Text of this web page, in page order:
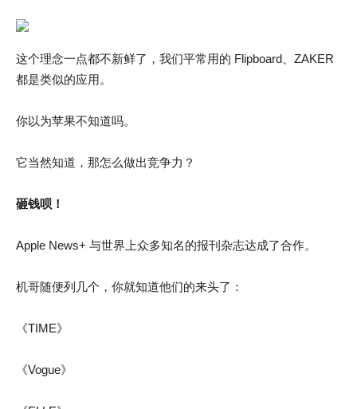
这个理念一点都不新鲜了，我们平常用的 Flipboard、ZAKER
都是类似的应用。
你以为苹果不知道吗。
它当然知道，那怎么做出竞争力？
砸钱呗！
Apple News+ 与世界上众多知名的报刊杂志达成了合作。
机哥随便列几个，你就知道他们的来头了：
《TIME》
《Vogue》